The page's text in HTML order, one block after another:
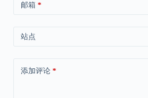
邮箱 *
站点
添加评论*